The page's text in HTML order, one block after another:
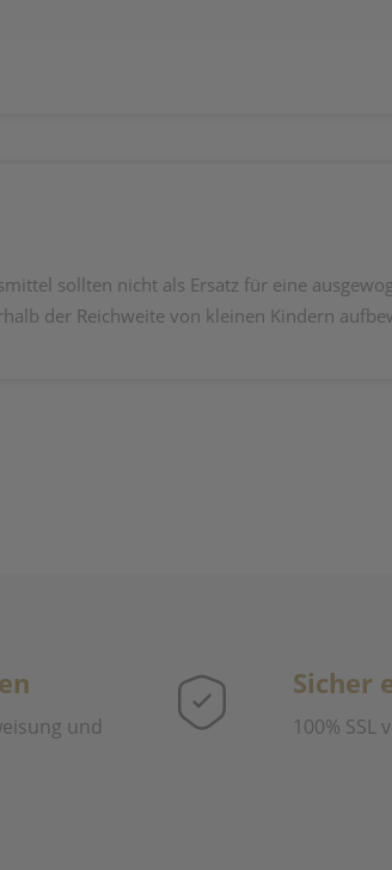
sollten nicht als Ersatz für eine
der Reichweite von kleinen Kindern
und
Sicher
100% SSL